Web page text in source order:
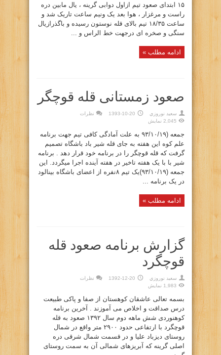
۱۵ ابتدای صعود تیم ازاول دوابی گرینه ، یال مابین دره
راست و مرغزار ، هوا بعد یک ونیم ساعت تاریک شد و
ساعت ۱۸/۳۵ تیم بالای قله نوستون رسیده و باگذرازیال
سنگی و صخره ای درجهت خط الراس و ...
ادامه مطلب »
صعود زمستانی قله قوچگر
سعيد نوروزي 1393-10-20
نظرات
2,045 نمایش
جمعه (۹۳/۱۰/۱۹ به علت آمادگی کافی تیم جهت برنامه
علم کوه این هفته به جای قله شیر باد باشگاه تصمیم
گرفت که قله قوچگر را در برنامه خود قرار دهد . برنامه
شیر با با یک هفته تاخیر در هفته آینده اجرا میگردد. این
جمعه (۹۳/۱۰/۱۹)یک تیم ۸نفره از اعضای باشگاه بینالود
در یک برنامه ...
ادامه مطلب »
گزارش برنامه صعود قله
قوچگرد
سعيد نوروزي 1392-12-20
نظرات
1,983 نمایش
بسمه تعالی عاشقان کوهستان از صفا و پاکی طبیعت
درس صداقت و اخلاص می آموزند . آخرین برنامه
کوهنوردی شش ماهه دوم سال ۱۳۹۲ صعود به قله
قوچگرد با ارتفاعی حدود ۲۹۰۰ متر واقع در شمال
روستای دیزباد علیا و در قسمت شمال شرقی دره
اصلی گرینه که آبریزهای شمالی آن به سمت روستای